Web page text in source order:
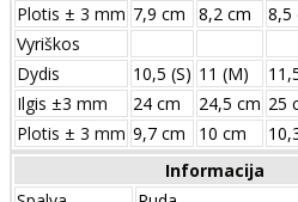
Plotis ± 3 mm 7,9 cm 8,2 cm 8,5
Vyriškos
Dydis
10,5 (S) 11 (M)
Ilgis ±3 mm
24 сm 24,5 сm 25
Plotis ± 3 mm 9,7 сm 10 сm
Informacija